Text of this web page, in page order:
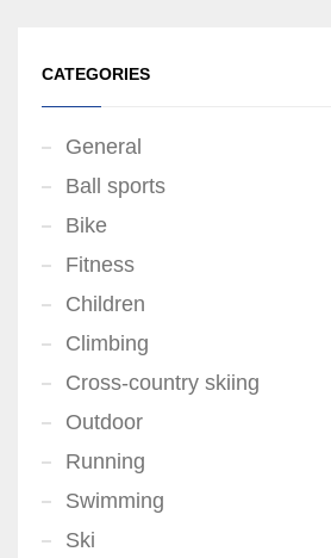
CATEGORIES
General
Ball sports
Bike
Fitness
Children
Climbing
Cross-country skiing
Outdoor
Running
Swimming
Ski